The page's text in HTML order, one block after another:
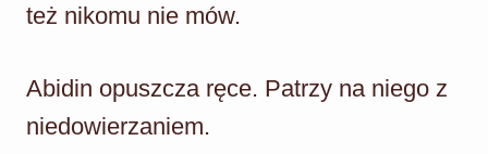
też nikomu nie mów.
Abidin opuszcza ręce. Patrzy na niego z
niedowierzaniem.